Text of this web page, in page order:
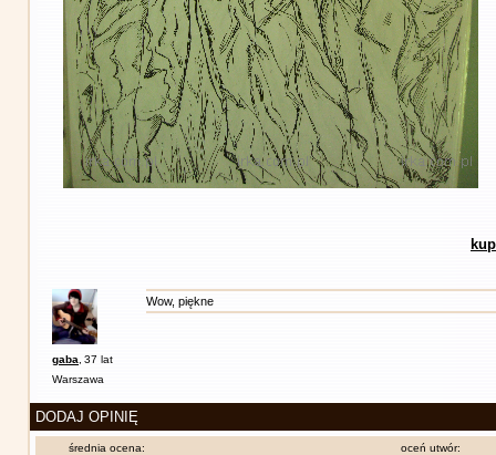
gaba 37 lat
Warszawa
Wow, piękne
DODAJ OPINIĘ
średnia ocena: oceń utwór: